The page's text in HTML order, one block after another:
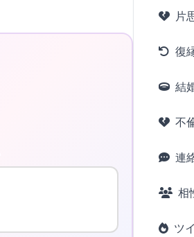
片
復
結
不
連
相
ツ